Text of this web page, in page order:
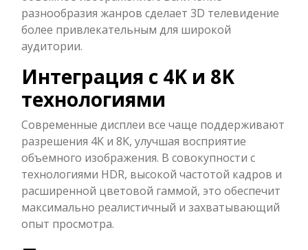
разнообразия жанров сделает 3D телевидение
более привлекательным для широкой
аудитории.
Интеграция с 4K и 8K
технологиями
Современные дисплеи все чаще поддерживают
разрешения 4K и 8K, улучшая восприятие
объемного изображения. В совокупности с
технологиями HDR, высокой частотой кадров и
расширенной цветовой гаммой, это обеспечит
максимально реалистичный и захватывающий
опыт просмотра.